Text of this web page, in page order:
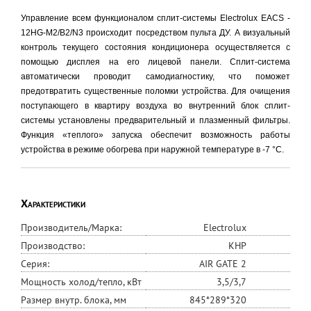
Управление всем функционалом сплит-системы Electrolux EACS -
12HG-M2/B2/N3 происходит посредством пульта ДУ. А визуальный
контроль текущего состояния кондиционера осуществляется с
помощью дисплея на его лицевой панели. Сплит-система
автоматически проводит самодиагностику, что поможет
предотвратить существенные поломки устройства. Для очищения
поступающего в квартиру воздуха во внутренний блок сплит-
системы установлены предварительный и плазменный фильтры.
Функция «теплого» запуска обеспечит возможность работы
устройства в режиме обогрева при наружной температуре в -7 °С.
Характеристики
Производитель/Марка:
Electrolux
Производство:
КНР
Серия:
AIR GATE 2
Мощность холод/тепло, кВт
3,5/3,7
Размер внутр. блока, мм
845*289*320